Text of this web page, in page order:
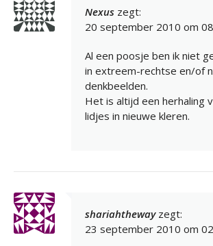
Nexus zegt:
20 september 2010 om
Al een poosje ben ik niet
in extreem-rechtse en/of
denkbeelden.
Het is altijd een herhaling
lidjes in nieuwe kleren.
shariahtheway zegt:
23 september 2010 om